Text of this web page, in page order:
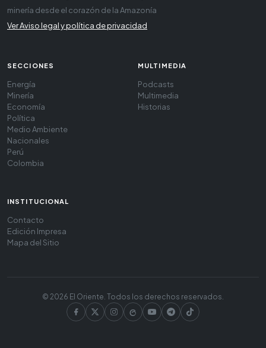
minería desde el corazón de la Amazonía
Ver Aviso legal y política de privacidad
SECCIONES
Energía
Minería
Economía
Política
Medio Ambiente
Nacionales
Perú
Colombia
MULTIMEDIA
Podcasts
Multimedia
Historias
INSTITUCIONAL
Contacto
Edición Impresa
Mapa del Sitio
© 2026 El Oriente. Todos los derechos reservados.